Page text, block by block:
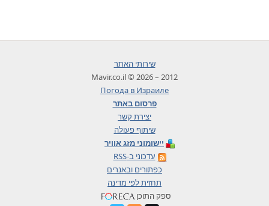
שירותי האתר
2012 – 2026 © Mavir.co.il
Погода в Израиле
פרסום באתר
יצירת קשר
שיתוף פעולה
יישומוני מזג אוויר
עדכוני ב-RSS
כפתורים ובאנרים
תחזית לפי מדינה
ספק התוכן